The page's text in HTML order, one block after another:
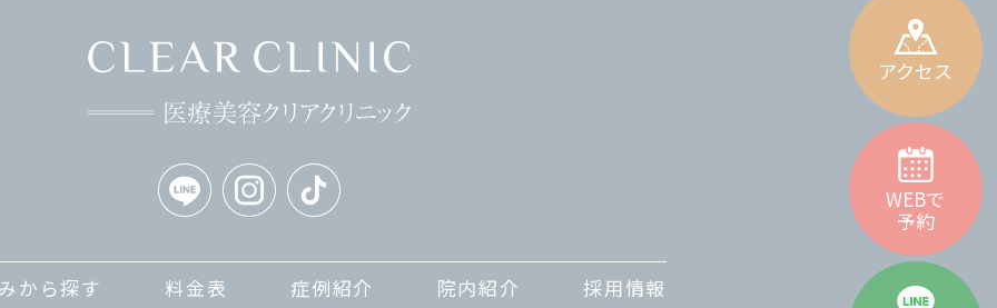
アクセス
WEBで
予約
から探す 料金表 症例紹介 院内紹介 採用情報